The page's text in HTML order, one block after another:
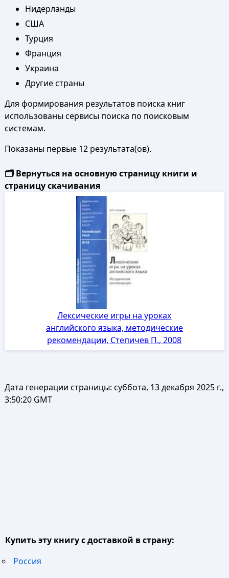
Нидерланды
США
Турция
Франция
Украина
Другие страны
Для формирования результатов поиска книг
использованы сервисы поиска по поисковым
системам.
Показаны первые 12 результата(ов).
🗂️ Вернуться на основную страницу книги и
страницу скачивания
Лексические игры на уроках
английского языка, методические
рекомендации, Степичев П., 2008
Дата генерации страницы: суббота, 13 декабря 2025 г.,
3:50:20 GMT
Купить эту книгу с доставкой в страну:
Россия